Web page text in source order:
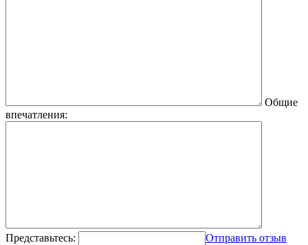
Общие
впечатления:
Представьтесь: Отправить отзыв